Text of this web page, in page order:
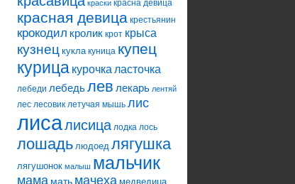
краски красна девица
красная девица крестьянин
крокодил кролик крот крыса
кузнец кукла куница купец
курица курочка ласточка
лебеди лебедьлев лекарь лентяй
лес лесовик летучая мышь лис
лисалисица лодка лось
лошадь людоед лягушка
лягушонок малыш мальчик
мама мать мачеха медведица